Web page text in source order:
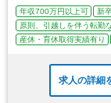
年収700万円以上可 新
原則、引越しを伴う転勤
産休・育休取得実績有り
求人の詳細